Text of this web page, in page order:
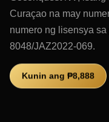
Curaçao na may
numero ng lisensya
8048/JAZ2022-069.
Kunin ang ₱8,888